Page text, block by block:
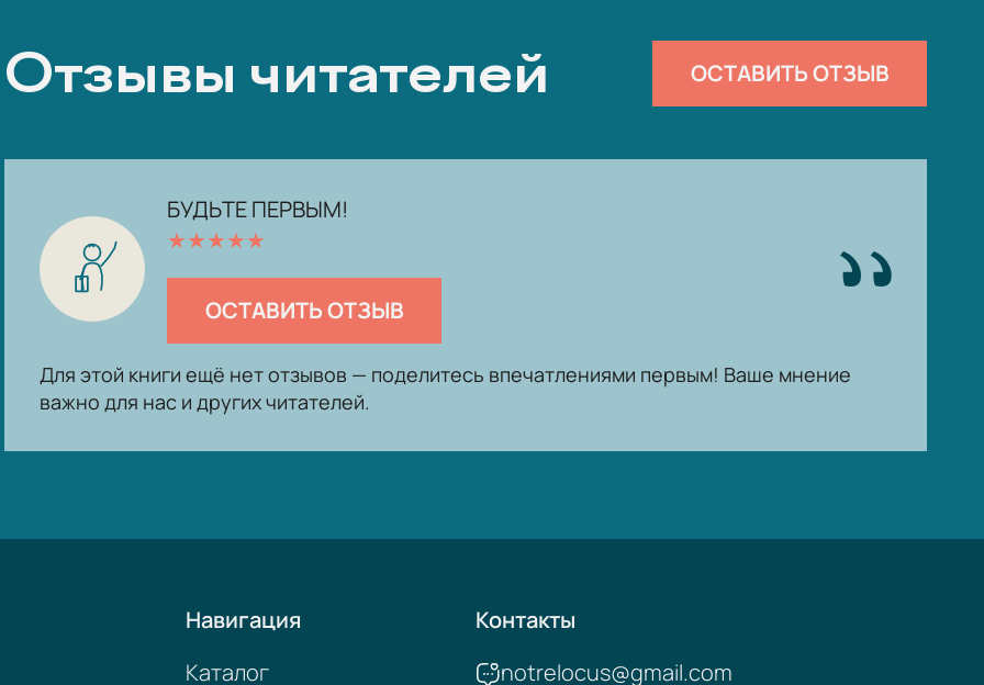
Отзывы читателей ОСТАВИТЬ ОТЗЫВ
БУДЬТЕ ПЕРВЫМ!
★★★★★
ОСТАВИТЬ ОТЗЫВ
Для этой книги ещё нет отзывов — поделитесь впечатлениями первым! Ваше мнение
важно для нас и других читателей.
Навигация
Каталог
Контакты
notrelocus@gmail.com